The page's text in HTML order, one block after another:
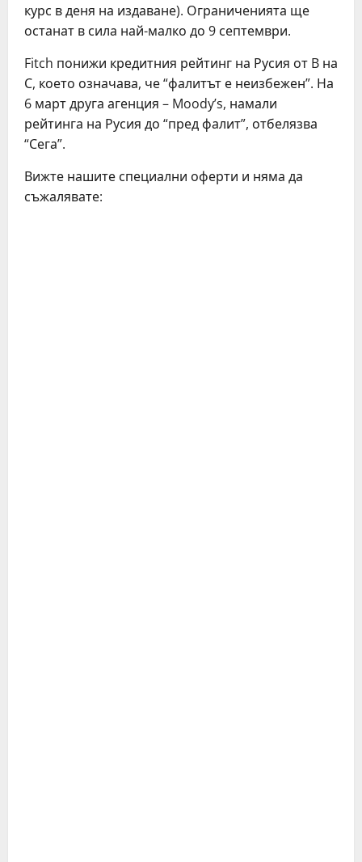
курс в деня на издаване). Ограниченията ще
останат в сила най-малко до 9 септември.
Fitch понижи кредитния рейтинг на Русия от B на
С, което означава, че “фалитът е неизбежен”. На
6 март друга агенция – Moodyʼs, намали
рейтинга на Русия до “пред фалит”, отбелязва
“Сега”.
Вижте нашите специални оферти и няма да
съжалявате: